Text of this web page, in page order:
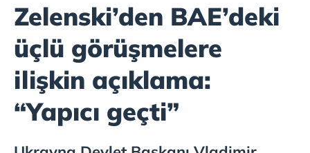
Zelenski’den BAE’deki
üçlü görüşmelere
ilişkin açıklama:
“Yapıcı geçti”